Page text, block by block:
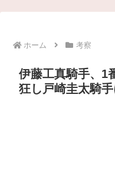
ホーム 考察
伊藤工真騎手、1
狂し戸崎圭太騎